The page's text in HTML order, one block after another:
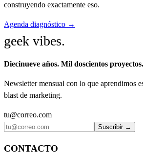
construyendo exactamente eso.
Agenda diagnóstico →
geek vibes.
Diecinueve años. Mil doscientos
Newsletter mensual con lo que aprendimos
blast de marketing.
tu@correo.com
Suscribir →
CONTACTO